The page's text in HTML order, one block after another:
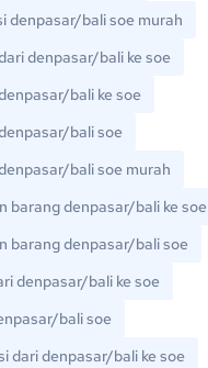
denpasar/bali soe murah
denpasar/bali ke soe
bali ke soe
bali soe
bali soe murah
barang denpasar/bali ke soe
barang denpasar/bali soe
denpasar/bali ke soe
bali soe
dari denpasar/bali ke soe